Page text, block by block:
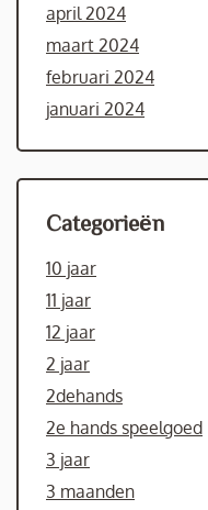
april 2024
maart 2024
februari 2024
januari 2024
Categorieën
10 jaar
11 jaar
12 jaar
2 jaar
2dehands
2e hands speelgoed
3 jaar
3 maanden